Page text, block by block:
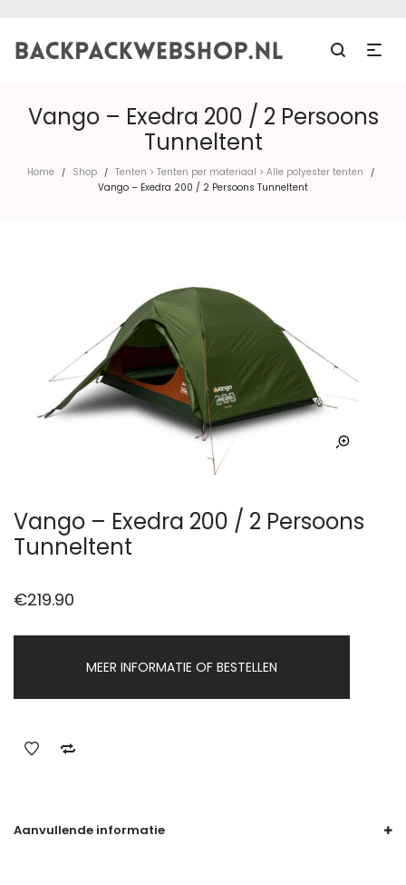
Vango – Exedra 200 / 2 Persoons
Tunneltent
Home / Shop / Tenten > Tenten per materiaal > Alle polyester tenten /
Vango – Exedra 200 / 2 Persoons Tunneltent
Vango – Exedra 200 / 2 Persoons
Tunneltent
€219.90
MEER INFORMATIE OF BESTELLEN
Aanvullende informatie